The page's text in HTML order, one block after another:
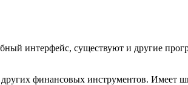
интерфейс, существуют и другие
финансовых инструментов. Имеет